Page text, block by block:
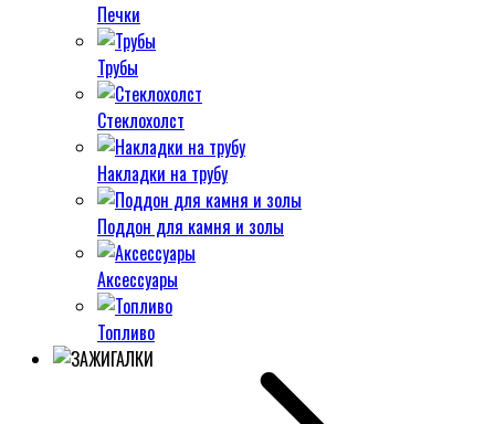
Печки
Трубы
Стеклохолст
Накладки на трубу
Поддон для камня и золы
Аксессуары
Топливо